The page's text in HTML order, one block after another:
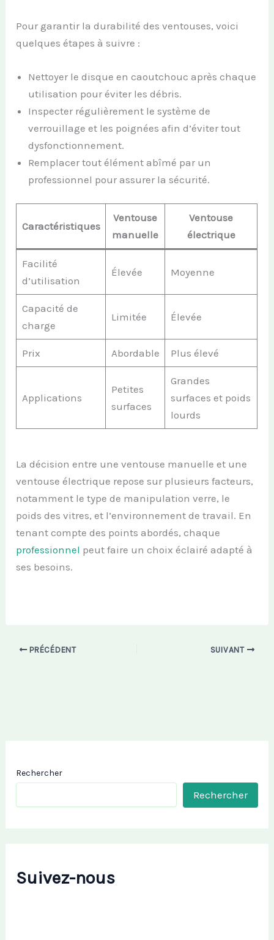
Pour garantir la durabilité des ventouses, voici
quelques étapes à suivre :
Nettoyer le disque en caoutchouc après chaque
utilisation pour éviter les débris.
Inspecter régulièrement le système de
verrouillage et les poignées afin d’éviter tout
dysfonctionnement.
Remplacer tout élément abîmé par un
professionnel pour assurer la sécurité.
Caractéristiques
Ventouse
manuelle
Ventouse
électrique
Facilité
d’utilisation
Élevée Moyenne
Capacité de
charge
Limitée Élevée
Prix Abordable Plus élevé
Applications
Petites
surfaces
Grandes
surfaces et poids
lourds
La décision entre une ventouse manuelle et une
ventouse électrique repose sur plusieurs facteurs,
notamment le type de manipulation verre, le
poids des vitres, et l’environnement de travail. En
tenant compte des points abordés, chaque
professionnel peut faire un choix éclairé adapté à
ses besoins.
PRÉCÉDENT SUIVANT
Rechercher
Rechercher
Suivez-nous